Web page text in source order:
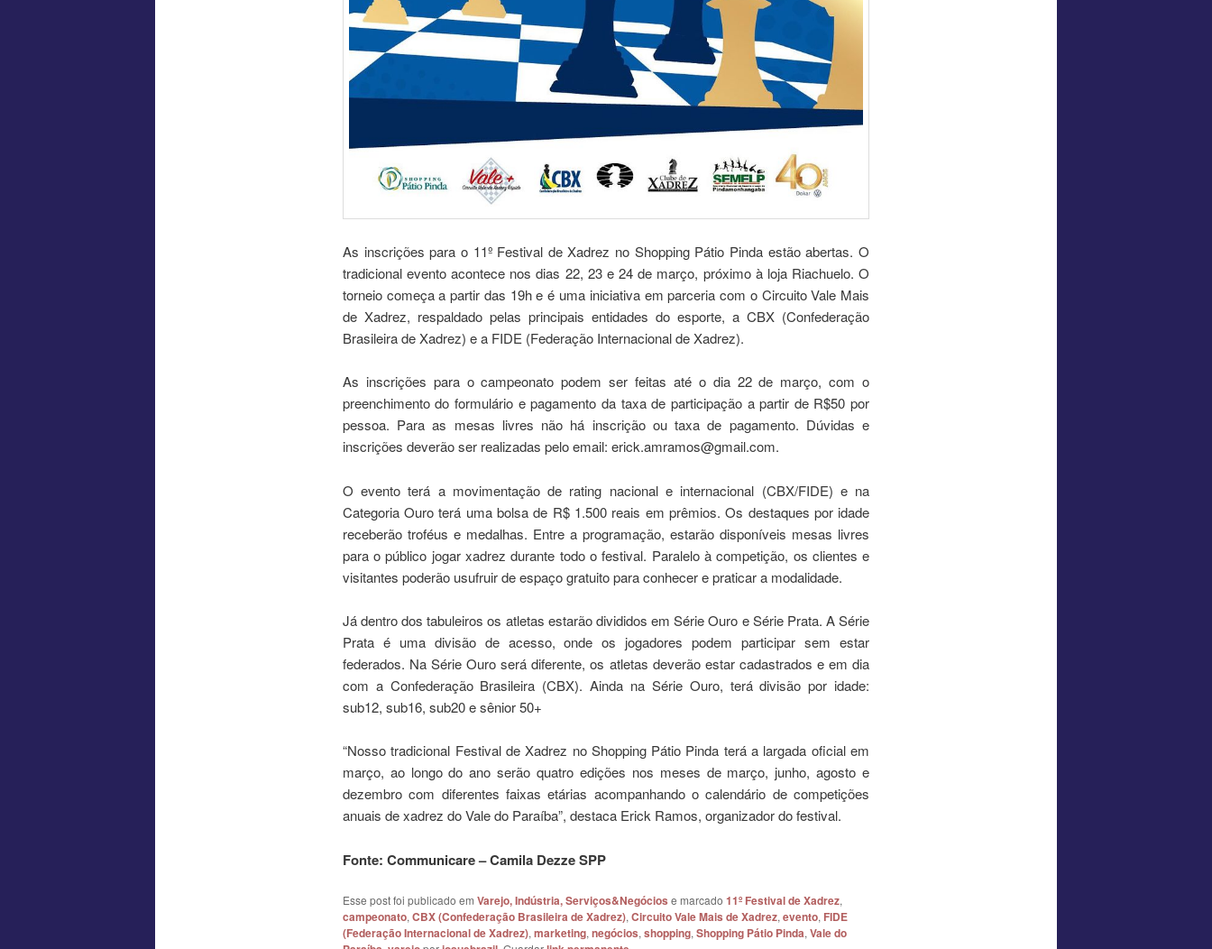
As inscrições para o 11º Festival de Xadrez no Shopping Pátio Pinda estão abertas. O
tradicional evento acontece nos dias 22, 23 e 24 de março, próximo à loja Riachuelo. O
torneio começa a partir das 19h e é uma iniciativa em parceria com o Circuito Vale Mais
de Xadrez, respaldado pelas principais entidades do esporte, a CBX (Confederação
Brasileira de Xadrez) e a FIDE (Federação Internacional de Xadrez).
As inscrições para o campeonato podem ser feitas até o dia 22 de março, com o
preenchimento do formulário e pagamento da taxa de participação a partir de R$50 por
pessoa. Para as mesas livres não há inscrição ou taxa de pagamento. Dúvidas e
inscrições deverão ser realizadas pelo email: erick.amramos@gmail.com.
O evento terá a movimentação de rating nacional e internacional (CBX/FIDE) e na
Categoria Ouro terá uma bolsa de R$ 1.500 reais em prêmios. Os destaques por idade
receberão troféus e medalhas. Entre a programação, estarão disponíveis mesas livres
para o público jogar xadrez durante todo o festival. Paralelo à competição, os clientes e
visitantes poderão usufruir de espaço gratuito para conhecer e praticar a modalidade.
Já dentro dos tabuleiros os atletas estarão divididos em Série Ouro e Série Prata. A Série
Prata é uma divisão de acesso, onde os jogadores podem participar sem estar
federados. Na Série Ouro será diferente, os atletas deverão estar cadastrados e em dia
com a Confederação Brasileira (CBX). Ainda na Série Ouro, terá divisão por idade:
sub12, sub16, sub20 e sênior 50+
“Nosso tradicional Festival de Xadrez no Shopping Pátio Pinda terá a largada oficial em
março, ao longo do ano serão quatro edições nos meses de março, junho, agosto e
dezembro com diferentes faixas etárias acompanhando o calendário de competições
anuais de xadrez do Vale do Paraíba”, destaca Erick Ramos, organizador do festival.
Fonte: Communicare – Camila Dezze SPP
Esse post foi publicado em Varejo, Indústria, Serviços&Negócios e marcado 11º Festival de Xadrez,
campeonato, CBX (Confederação Brasileira de Xadrez), Circuito Vale Mais de Xadrez, evento, FIDE
(Federação Internacional de Xadrez), marketing, negócios, shopping, Shopping Pátio Pinda, Vale do